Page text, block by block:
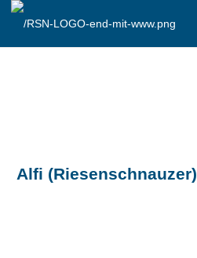
Alfi (Riesenschnauzer)